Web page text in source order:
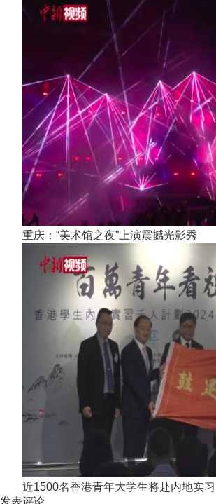
重庆：“美术馆之夜”上演震撼光影秀
近1500名香港青年大学生将赴内地实习
发表评论